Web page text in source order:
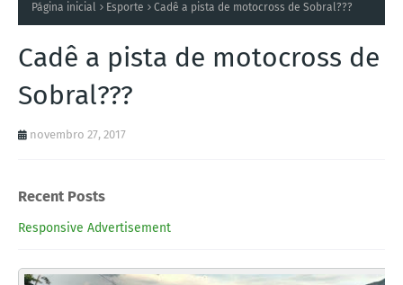
Página inicial Esporte Cadê a pista de motocross de Sobral???
Cadê a pista de motocross de
Sobral???
novembro 27, 2017
Recent Posts
Responsive Advertisement